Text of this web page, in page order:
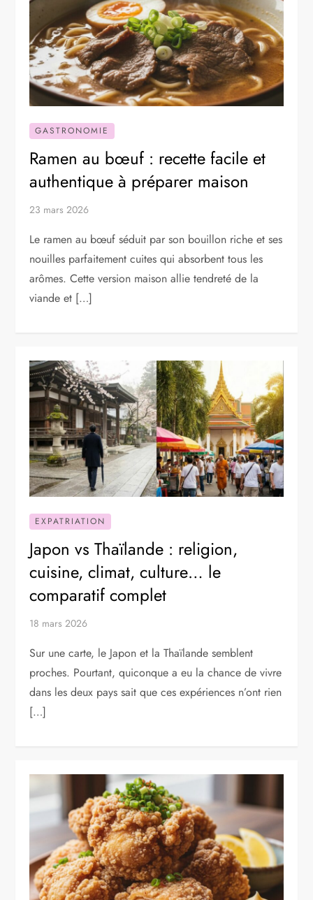
GASTRONOMIE
Ramen au bœuf : recette facile et
authentique à préparer maison
23 mars 2026
Le ramen au bœuf séduit par son bouillon riche et ses
nouilles parfaitement cuites qui absorbent tous les
arômes. Cette version maison allie tendreté de la
viande et […]
EXPATRIATION
Japon vs Thaïlande : religion,
cuisine, climat, culture… le
comparatif complet
18 mars 2026
Sur une carte, le Japon et la Thaïlande semblent
proches. Pourtant, quiconque a eu la chance de vivre
dans les deux pays sait que ces expériences n’ont rien
[…]